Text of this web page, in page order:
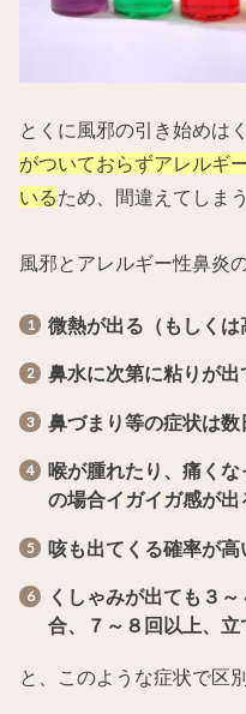
とくに風邪の引き始めは
がついておらずアレルギ
いるため、間違えてしま
風邪とアレルギー性鼻炎
微熱が出る（もしくは
鼻水に次第に粘りが出
鼻づまり等の症状は数
喉が腫れたり、痛く
の場合イガイガ感が出
咳も出てくる確率が高
くしゃみが出ても３
合、７～８回以上、立
と、このような症状で区